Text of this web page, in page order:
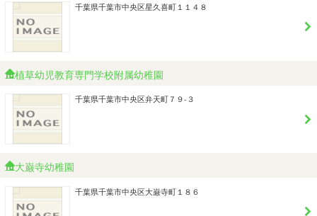
千葉県千葉市中央区星久喜町１１４８
植草幼児教育専門学校附属幼稚園
千葉県千葉市中央区弁天町７９-３
大巌寺幼稚園
千葉県千葉市中央区大巌寺町１８６